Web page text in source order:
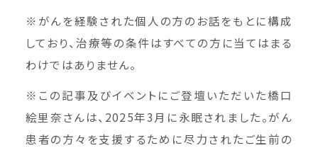
※がんを経験された個人の方のお話をもとに構成
しており、治療等の条件はすべての方に当てはまる
わけではありません。
※この記事及びイベントにご登壇いただいた橋口
絵里奈さんは、2025年3月に永眠されました。がん
患者の方々を支援するために尽力されたご生前の